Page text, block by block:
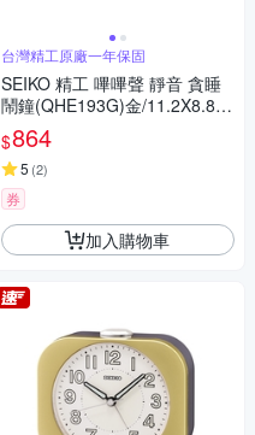
台灣精工原廠一年保固
SEIKO 精工 嗶嗶聲 靜音 貪睡
鬧鐘(QHE193G)金/11.2X8.8c
m
$864
5 (2)
券
加入購物車